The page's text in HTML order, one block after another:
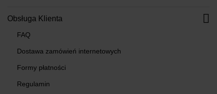
Obsługa Klienta
FAQ
Dostawa zamówień internetowych
Formy płatności
Regulamin